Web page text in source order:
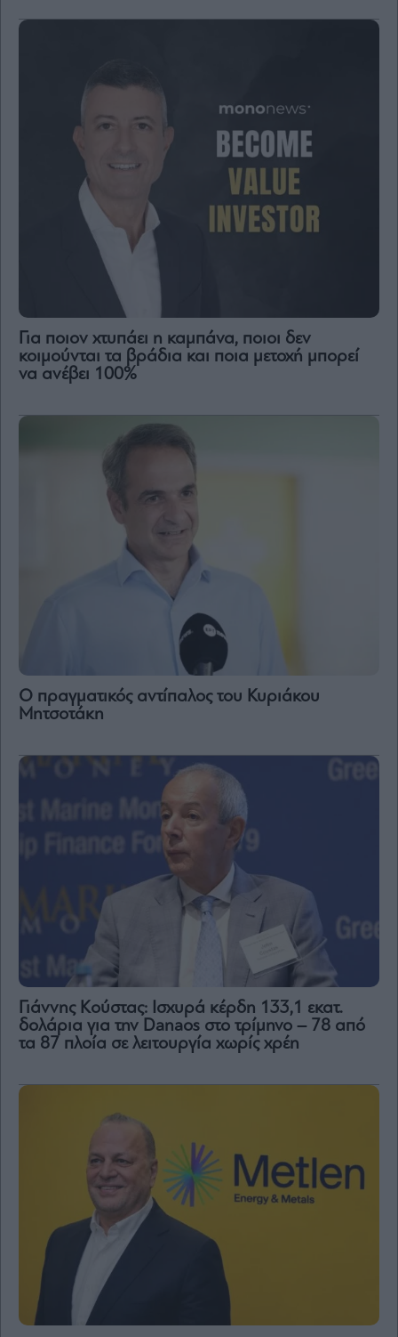
Για ποιον χτυπάει η καμπάνα, ποιοι δεν
κοιμούνται τα βράδια και ποια μετοχή μπορεί
να ανέβει 100%
Ο πραγματικός αντίπαλος του Κυριάκου
Μητσοτάκη
Γιάννης Κούστας: Ισχυρά κέρδη 133,1 εκατ.
δολάρια για την Danaos στο τρίμηνο – 78 από
τα 87 πλοία σε λειτουργία χωρίς χρέη